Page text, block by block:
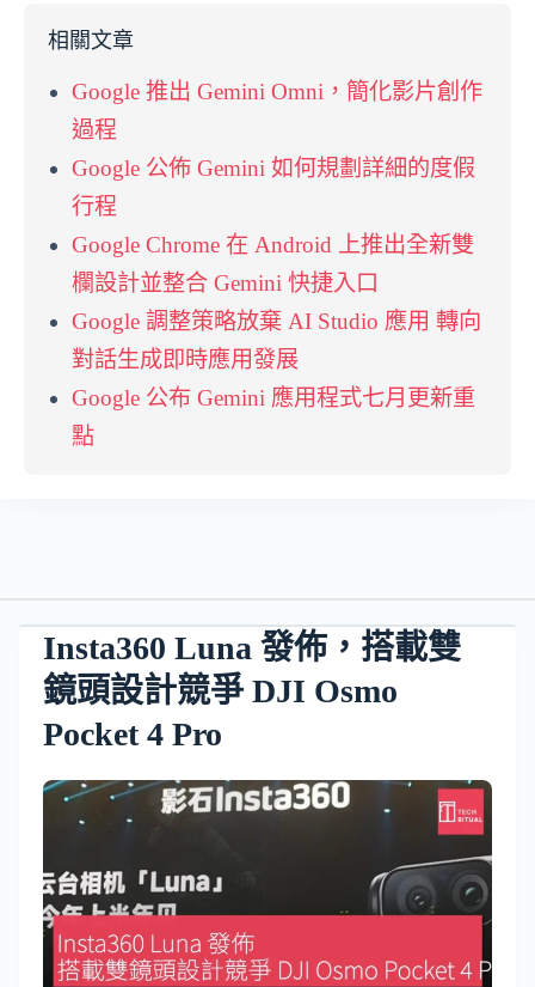
相關文章
Google 推出 Gemini Omni，簡化影片創作
過程
Google 公佈 Gemini 如何規劃詳細的度假
行程
Google Chrome 在 Android 上推出全新雙
欄設計並整合 Gemini 快捷入口
Google 調整策略放棄 AI Studio 應用 轉向
對話生成即時應用發展
Google 公布 Gemini 應用程式七月更新重
點
Insta360 Luna 發佈，搭載雙
鏡頭設計競爭 DJI Osmo
Pocket 4 Pro